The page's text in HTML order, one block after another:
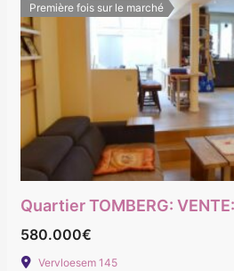
Première fois sur le marché
580.000€
Vervloesem 145